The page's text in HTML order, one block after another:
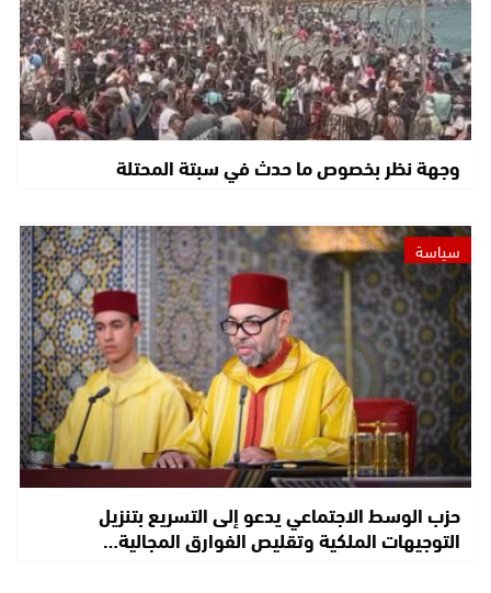
وجهة نظر بخصوص ما حدث في سبتة المحتلة
سياسة
حزب الوسط الاجتماعي يدعو إلى التسريع بتنزيل
التوجيهات الملكية وتقليص الفوارق المجالية…